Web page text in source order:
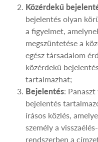
Közérdekű
bejelentés olyan
a figyelmet,
megszüntetése a
egész társadalom
közérdekű
tartalmazhat;
Bejelentés:
bejelentés
írásos közlés,
személy a
rendszerben a